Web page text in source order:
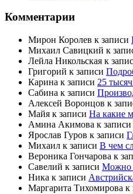
Комментарии
Мирон Королев к записи
Михаил Савицкий к
Лейла Никольская к
Григорий к записи
Карина к записи 25
Сабина к записи
Алексей Воронцов к
Майя к записи На какие
Амина Акимова к записи
Ярослав Гуров к записи
Михаил к записи В чем
Вероника Гончарова к
Савелий к записи Можно
Ника к записи
Маргарита Тихомирова к